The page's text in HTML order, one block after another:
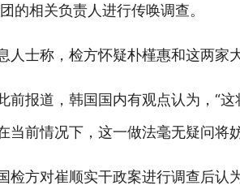
的相关负责人进行传唤调查。
人士称，检方怀疑朴槿惠和这两家
前报道，韩国国内有观点认为，“
当前情况下，这一做法毫无疑问将
检方对崔顺实干政案进行调查后认